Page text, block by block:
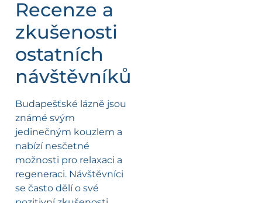
Recenze a
zkušenosti
ostatních
návštěvníků
Budapešťské lázně jsou
známé svým
jedinečným kouzlem a
nabízí nesčetné
možnosti pro relaxaci a
regeneraci. Návštěvníci
se často dělí o své